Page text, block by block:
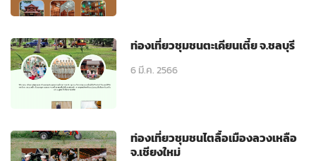
ท่องเที่ยวชุมชนตะเคียนเตี้ย จ.ชลบุรี
6 มี.ค. 2566
ท่องเที่ยวชุมชนไตลื้อเมืองลวงเหลือ
จ.เชียงใหม่